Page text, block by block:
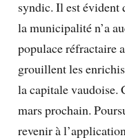
syndic. Il est évident
la municipalité n’a
populace réfractaire
grouillent les
la capitale vaudoise.
mars prochain.
revenir à